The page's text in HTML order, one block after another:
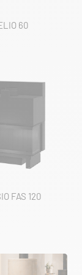
60
FAS 120